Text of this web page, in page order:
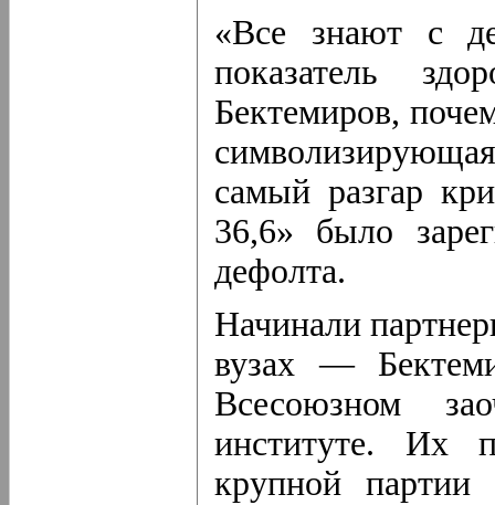
«Все знают с
показатель
Бектемиров,
самый разгар
36,6» было
дефолта.
Начинали
вузах —
Всесоюзном
институте. Их
крупной партии